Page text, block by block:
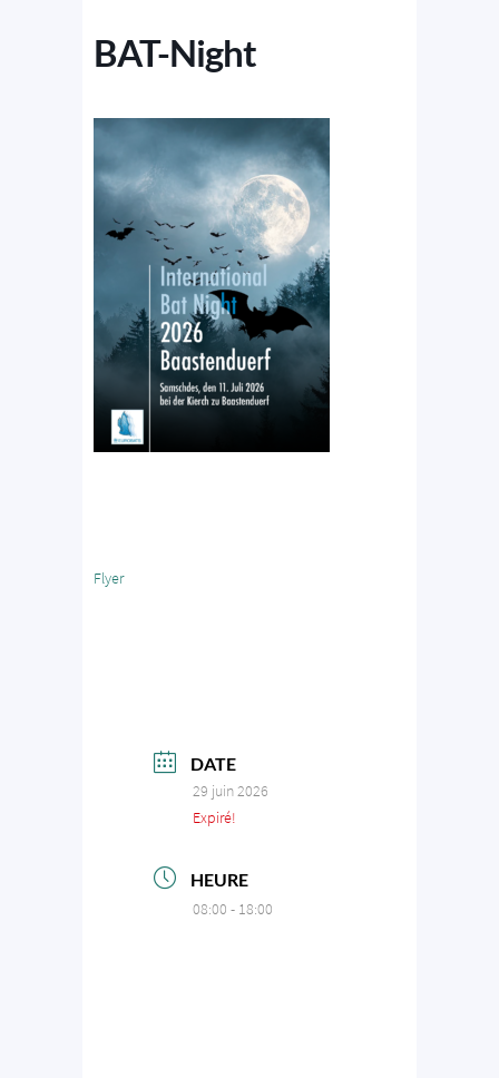
BAT-Night
Flyer
DATE
29 juin 2026
Expiré!
HEURE
08:00 - 18:00